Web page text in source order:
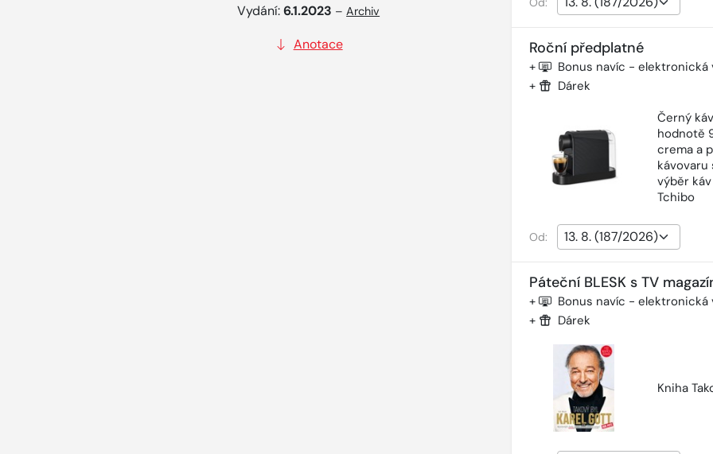
Vydání:6.1.2023 –Archiv
Anotace Roční předplatné
+
Bonus navíc - elektronická
+
Dárek
Černý
hodnotě
crema a
kávovaru
výběr
Tchibo
Od:
Páteční BLESK s TV
+
Bonus navíc - elektronická
+
Dárek
Kniha